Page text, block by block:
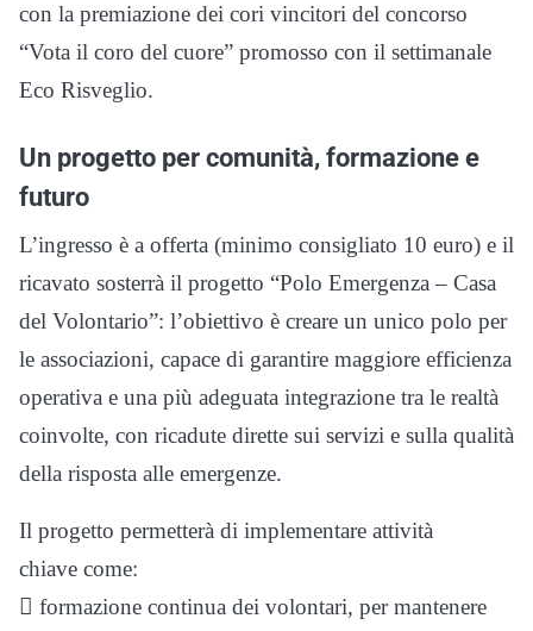
con la premiazione dei cori vincitori del concorso
“Vota il coro del cuore” promosso con il settimanale
Eco Risveglio.
Un progetto per comunità, formazione e
futuro
L’ingresso è a offerta (minimo consigliato 10 euro) e il
ricavato sosterrà il progetto “Polo Emergenza – Casa
del Volontario”: l’obiettivo è creare un unico polo per
le associazioni, capace di garantire maggiore efficienza
operativa e una più adeguata integrazione tra le realtà
coinvolte, con ricadute dirette sui servizi e sulla qualità
della risposta alle emergenze.
Il progetto permetterà di implementare attività
chiave come:
 formazione continua dei volontari, per mantenere